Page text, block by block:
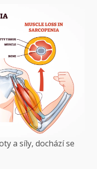
a síly, dochází se